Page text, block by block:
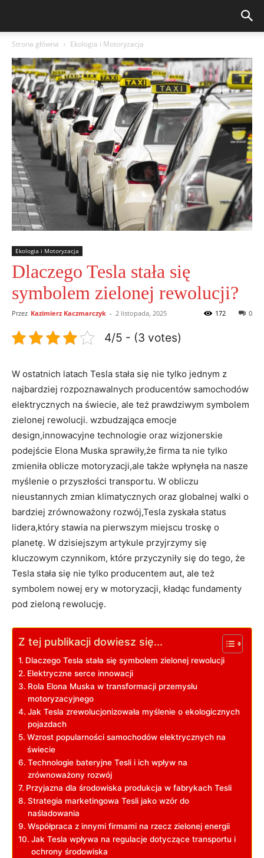
Strona główna Ekologia i Motoryzacja
Ekologia i Motoryzacja
Dlaczego Tesla stała się
symbolem zielonej rewolucji?
Przez Kazimierz Kaczmarczyk - 2 listopada, 2025 0
172
4/5 - (3 votes)
W ostatnich latach Tesla stała się nie tylko⁤ jednym z
najbardziej rozpoznawalnych producentów samochodów
elektrycznych na świecie,⁢ ale też‌ prawdziwym ‍symbolem
zielonej rewolucji. wzbudzająca emocje
design,innowacyjne technologie oraz wizjonerskie
podejście Elona ⁢Muska ⁣sprawiły,że firma ta nie tylko
zmieniła oblicze motoryzacji,ale także wpłynęła na nasze
myślenie o przyszłości transportu. W obliczu
nieustannych zmian klimatycznych oraz globalnej⁣ walki o
bardziej zrównoważony rozwój,Tesla zyskała status
lidera,który stawia na pierwszym miejscu troskę o
planetę. W dzisiejszym artykule przyjrzymy się
kluczowym czynnikom, które przyczyniły się do tego, ‍że ​
Tesla stała się nie tylko producentem aut, ale też
symbolem nowej ery⁢ w motoryzacji, kładąc fundamenty
pod zieloną rewolucję.
Z tej publikacji dowiesz się...
Dlaczego Tesla stała się symbolem zielonej rewolucji
Elektryczne serce innowacji
Rola Elona Muska w transformacji przemysłu
motoryzacyjnego
Jak Tesla ​zrewolucjonizowała myślenie o ekologicznych
pojazdach
Wzrost ‌popularności samochodów elektrycznych na
świecie
Technologie bateryjne Tesli i ‌ich wpływ na
zrównoważony rozwój
Przyjazna dla środowiska ⁤produkcja w fabrykach Tesli
Strategia marketingowa Tesli jako‌ wzór do
naśladowania
Współpraca z innymi firmami na rzecz zielonej energii
Jak Tesla wpływa na regulacje dotyczące transportu i
ochrony środowiska